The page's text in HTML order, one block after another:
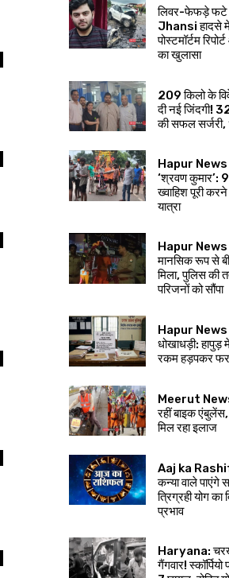
लिवर-फेफड़े फटे
Jhansi हादसे
पोस्टमॉर्टम
का खुलासा
209 किलो के
दी नई जिंदगी!
की सफल सर्जरी,
Hapur News
‘श्रवण कुमार’:
ख्वाहिश पूरी
यात्रा
Hapur News
मानसिक रूप से
मिला, पुलिस की
परिजनों को सौंपा
Hapur News
धोखाधड़ी:
रकम हड़पकर
Meerut News:
रहीं बाइक
मिल रहा इलाज
Aaj ka
कन्या वाले
त्रिग्रही योग का
प्रभाव
Haryana:
गैंगवार!